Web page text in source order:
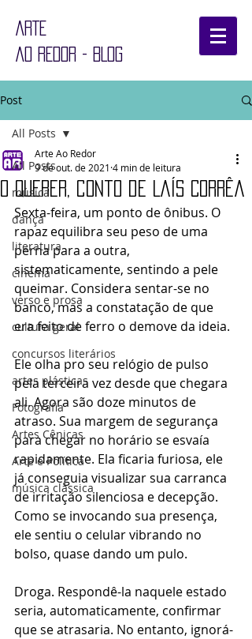
ARTE
AO REDOR - BLOG
Post
All Posts
música
dança
literatura
cinema
verso e prosa
cultura geral
concursos literários
artes plásticas
Fotografia
Artes Cênicas
Arte e Política
música clássica
All Posts
O Querer, conto de Laís Corrêa
Arte Ao Redor
9 de out. de 2021 4 min de leitura
Sexta-feira, um ponto de ônibus. O
rapaz equilibra seu peso de uma
perna para a outra,
sistematicamente, sentindo a pele
queimar. Considera sentar-se no
banco, mas a constatação de que
era feito de ferro o demove da ideia.
Ele olha pro seu relógio de pulso
pela terceira vez desde que chegara
ali. Agora são doze minutos de
atraso. Sua margem de segurança
para chegar no horário se esvaía
rapidamente. Ela ficaria furiosa, ele
já conseguia visualizar sua carranca
de irritação silenciosa e decepção.
Como se invocando sua presença,
ele sentiu o celular vibrando no
bolso, quase dando um pulo.
Droga. Respondê-la naquele estado
seria, automaticamente, confirmar
que se atrasaria. No entanto, ignorá-